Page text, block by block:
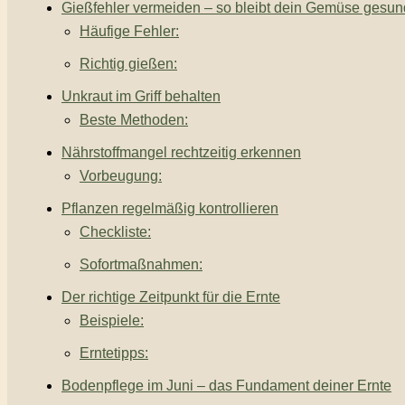
Gießfehler vermeiden – so bleibt dein Gemüse
Häufige Fehler:
Richtig gießen:
Unkraut im Griff behalten
Beste Methoden:
Nährstoffmangel rechtzeitig erkennen
Vorbeugung:
Pflanzen regelmäßig kontrollieren
Checkliste:
Sofortmaßnahmen:
Der richtige Zeitpunkt für die Ernte
Beispiele:
Erntetipps:
Bodenpflege im Juni – das Fundament deiner Ernte